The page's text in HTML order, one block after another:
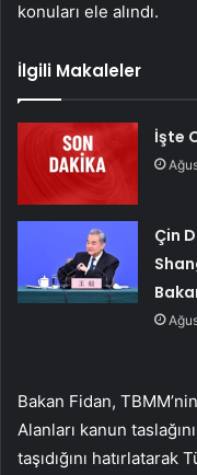
konuları ele alındı.
İlgili Makaleler
İşte
Çin
Bakan Fidan,
Alanları kanun
taşıdığını hatırlatarak